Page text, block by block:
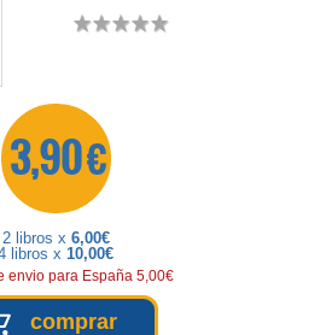
3,90 €
2 libros x 6,00€
libros x 10,00€
envio para España 5,00€
comprar